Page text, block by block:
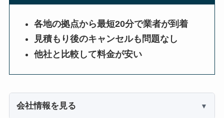
各地の拠点から最短20分で業者が到着
見積もり後のキャンセルも問題なし
他社と比較して料金が安い
会社情報を見る